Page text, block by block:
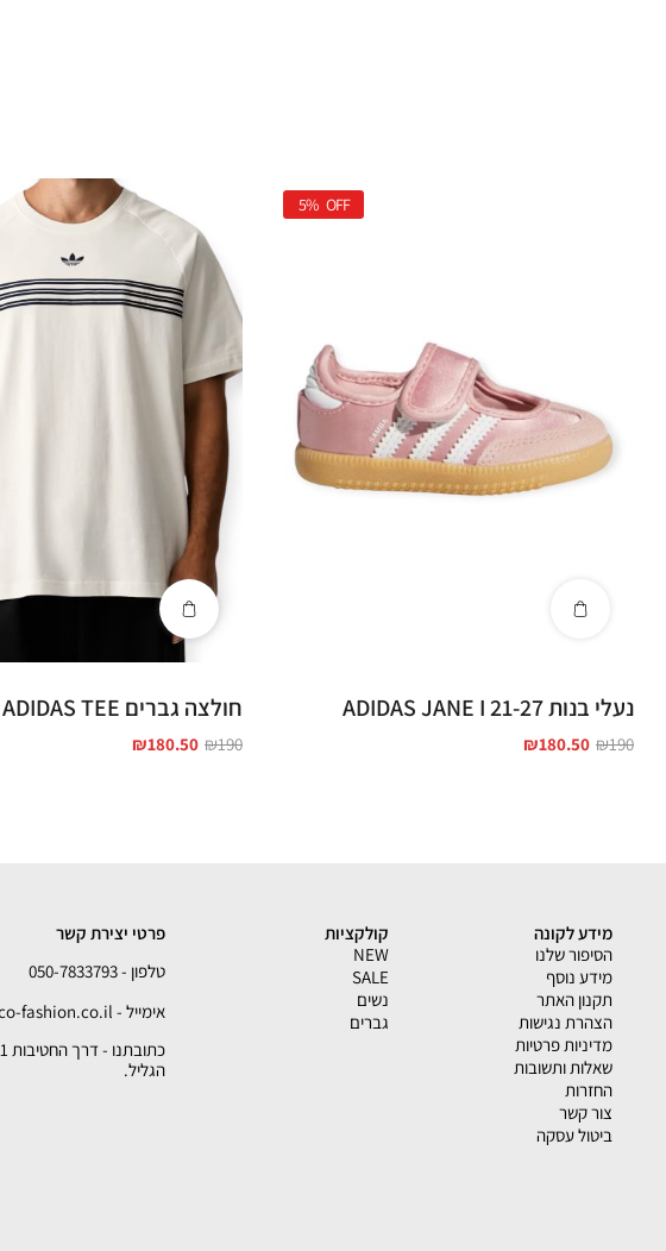
5% OFF
נעלי בנות ADIDAS JANE I 21-27
₪190
₪180.50
חולצה גברים ADIDAS TEE
₪190
₪180.50
מידע לקונה
הסיפור שלנו
מידע נוסף
תקנון האתר
הצהרת נגישות
מדיניות פרטיות
שאלות ותשובות
החזרות
צור קשר
ביטול עסקה
קולקציות
NEW
SALE
נשים
גברים
פרטי יצירת קשר
טלפון - 050-7833793
אימייל - info@zico-fashion.co.il
הגליל.